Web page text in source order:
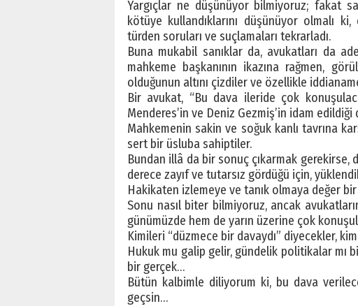
Yargıçlar ne düşünüyor bilmiyoruz; fakat
kötüye kullandıklarını düşünüyor olmalı
türden soruları ve suçlamaları tekrarladı.
Buna mukabil sanıklar da, avukatları da
mahkeme başkanının ikazına rağmen,
olduğunun altını çizdiler ve özellikle
Bir avukat, “Bu dava ileride çok
Menderes’in ve Deniz Gezmiş’in idam
Mahkemenin sakin ve soğuk kanlı tavrına
sert bir üsluba sahiptiler.
Bundan illâ da bir sonuç çıkarmak gerekirse,
derece zayıf ve tutarsız gördüğü için,
Hakikaten izlemeye ve tanık olmaya değer
Sonu nasıl biter bilmiyoruz, ancak
günümüzde hem de yarın üzerine çok
Kimileri “düzmece bir davaydı” diyecekler,
Hukuk mu galip gelir, gündelik politikalar mı
bir gerçek…
Bütün kalbimle diliyorum ki, bu dava
geçsin…